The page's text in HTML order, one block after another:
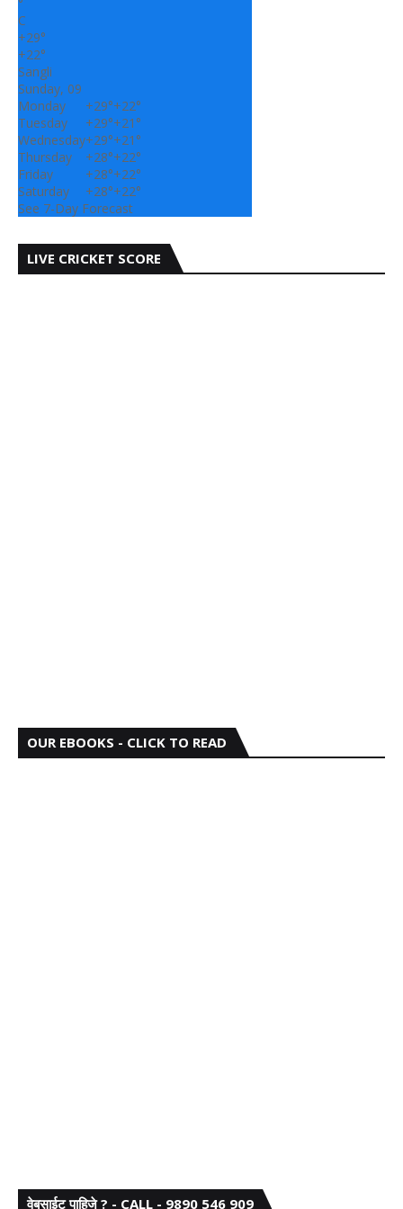
C
+29°
+22°
Sangli
Sunday, 09
Monday
+29°+22°
Tuesday
+29°+21°
Wednesday+29°+21°
Thursday
+28°+22°
Friday
+28°+22°
Saturday
+28°+22°
See 7-Day Forecast
LIVE CRICKET SCORE
OUR EBOOKS - CLICK TO READ
वेबसाईट पाहिजे ? - CALL - 9890 546 909